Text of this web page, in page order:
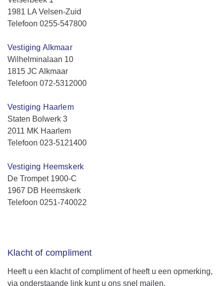
1981 LA Velsen-Zuid
Telefoon 0255-547800
Vestiging Alkmaar
Wilhelminalaan 10
1815 JC Alkmaar
Telefoon 072-5312000
Vestiging Haarlem
Staten Bolwerk 3
2011 MK Haarlem
Telefoon 023-5121400
Vestiging Heemskerk
De Trompet 1900-C
1967 DB Heemskerk
Telefoon 0251-740022
Klacht of compliment
Heeft u een klacht of compliment of heeft u een opmerking,
via onderstaande link kunt u ons snel mailen.